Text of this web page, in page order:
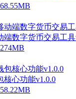
端数字货币交易工具
核心功能v1.0.0